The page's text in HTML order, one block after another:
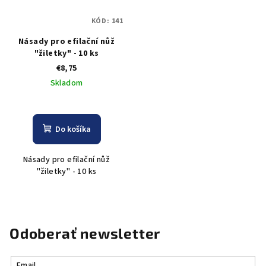
Násady pro efilační nůž
"žiletky" - 10 ks
€8,75
Skladom
Do košíka
Násady pro efilační nůž
"žiletky" - 10 ks
KÓD: 141
Odoberať newsletter